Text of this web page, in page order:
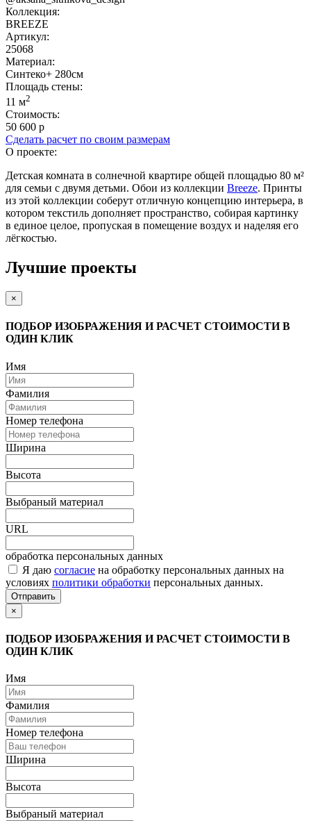
Коллекция:
BREEZE
Артикул:
25068
Материал:
Синтеко+ 280см
Площадь cтены:
11 м2
Стоимость:
50 600 р
Сделать расчет по своим размерам
О проекте:
Детская комната в солнечной квартире общей площадью 80 м²
для семьи с двумя детьми. Обои из коллекции Breeze. Принты
из этой коллекции соберут отличную концепцию интерьера, в
котором текстиль дополняет пространство, собирая картинку
в единое целое, пропуская в помещение воздух и наделяя его
лёгкостью.
Лучшие проекты
×
ПОДБОР ИЗОБРАЖЕНИЯ И РАСЧЕТ СТОИМОСТИ В
ОДИН КЛИК
Имя
Фамилия
Номер телефона
Ширина
Высота
Выбраный материал
URL
обработка персональных данных
Я даю согласие на обработку персональных данных на
условиях политики обработки персональных данных.
Отправить
×
ПОДБОР ИЗОБРАЖЕНИЯ И РАСЧЕТ СТОИМОСТИ В
ОДИН КЛИК
Имя
Фамилия
Номер телефона
Ширина
Высота
Выбраный материал